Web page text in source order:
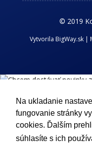
Na ukladanie
fungovanie stránky
cookies. Ďalším
súhlasíte s ich
© 2019
Vytvorila BigWay.sk |
Chcem
Príhlaste sa k odberu
informácie o dianí v